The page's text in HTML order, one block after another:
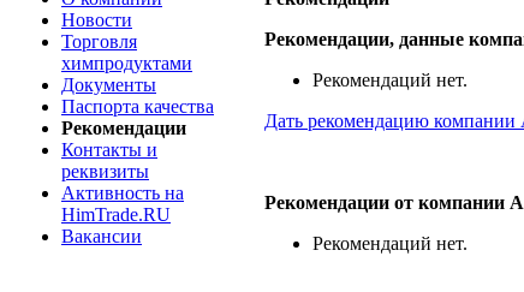
Новости
Торговля
химпродуктами
Документы
Паспорта качества
Рекомендации
Контакты и
реквизиты
Активность на
HimTrade.RU
Вакансии
Рекомендации, данные
Рекомендаций нет.
Дать рекомендацию
Рекомендации от компании
Рекомендаций нет.